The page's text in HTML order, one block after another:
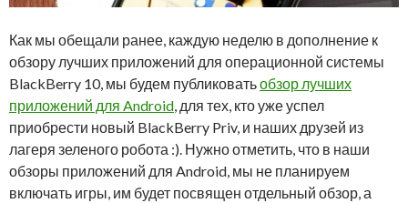
Как мы обещали ранее, каждую неделю в дополнение к
обзору лучших приложений для операционной системы
BlackBerry 10, мы будем публиковатьобзор лучших
приложений для Android, для тех, кто уже успел
приобрести новый BlackBerry Priv, и наших друзей из
лагеря зеленого робота :). Нужно отметить, что в наши
обзоры приложений для Android, мы не планируем
включать игры, им будет посвящен отдельный обзор, а